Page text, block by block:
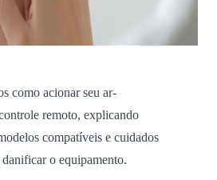
como acionar seu ar-
remoto, explicando
compatíveis e cuidados
o equipamento.